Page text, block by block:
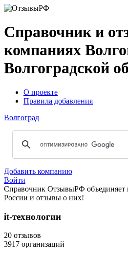
Справочник и
компаниях
Волгоградской
О проекте
Правила добавления
Волгоград
Добавить компанию
Войти
Справочник ОтзывыРФ объединяет
России и отзывы о них!
it-технологии
20 отзывов
3917 организаций